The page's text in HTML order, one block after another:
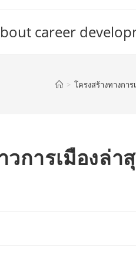
career
> โครงสร้างทางกา
การเมืองล่า